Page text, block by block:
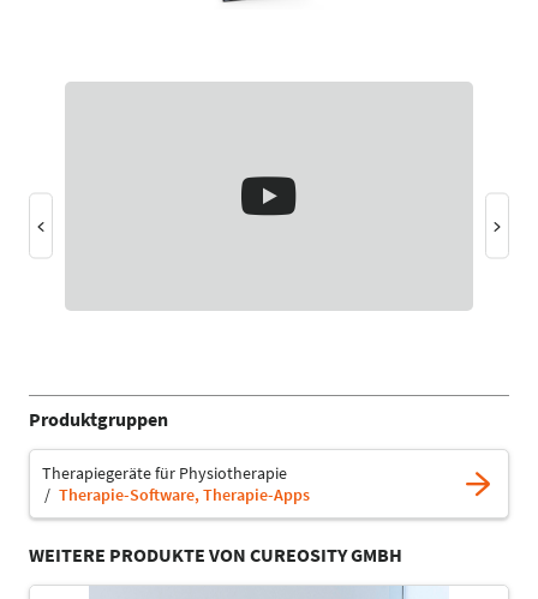
Produktgruppen
Therapiegeräte für Physiotherapie
Therapie-Software, Therapie-Apps
WEITERE PRODUKTE VON CUREOSITY GMBH